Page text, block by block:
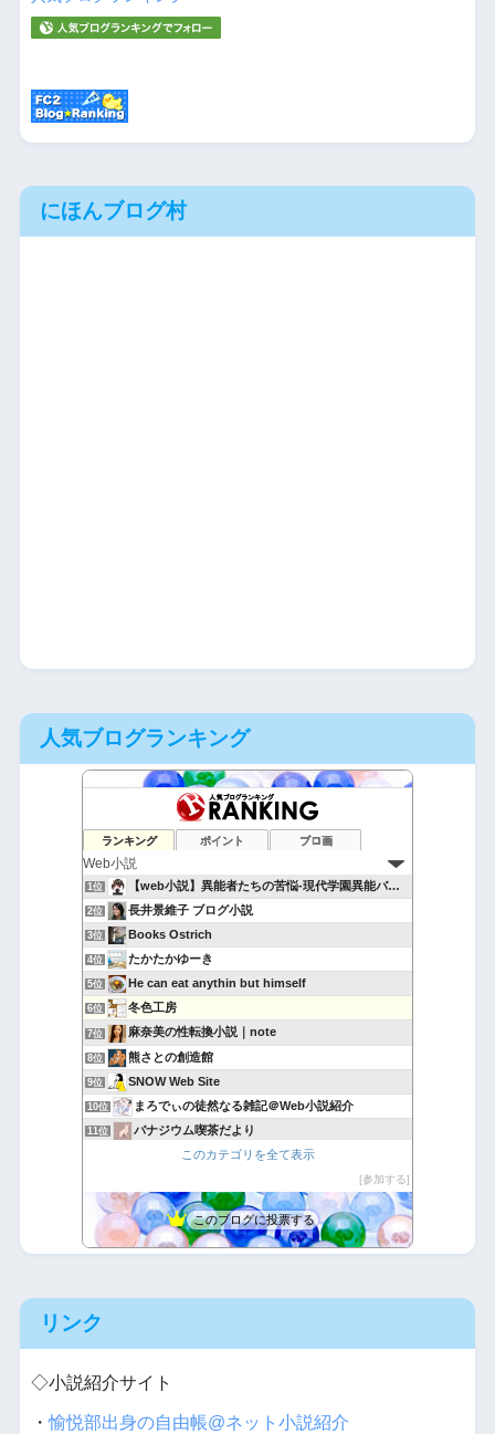
にほんブログ村
人気ブログランキング
ランキング ポイント ブロ画
1位 【web小説】異能者たちの苦悩-現代学園異能バトル-
2位 長井景維子 ブログ小説
3位 Books Ostrich
4位 たかたかゆーき
5位 He can eat anythin but himself
6位 冬色工房
7位 麻奈美の性転換小説｜note
8位 熊さとの創造館
9位 SNOW Web Site
10位 まろでぃの徒然なる雑記＠Web小説紹介
11位 バナジウム喫茶だより
『亜人世界をつくろう』小説本編と設定集
14位 ネット喫茶.com
15位 GATEZEROの日記
このカテゴリを全て表示
参加する
このブログに投票する
リンク
◇小説紹介サイト
・愉悦部出身の自由帳@ネット小説紹介